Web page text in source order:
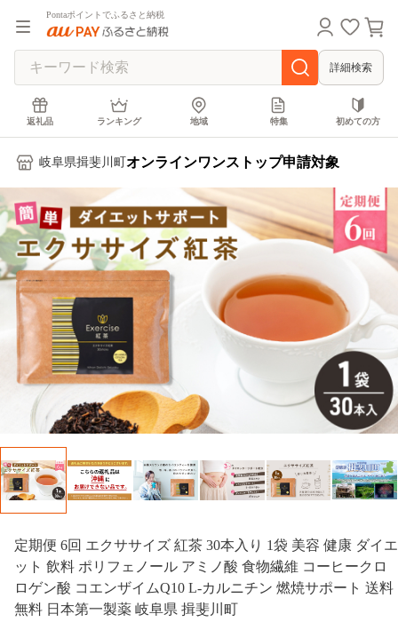
Pontaポイントでふるさと納税
詳細検索
返礼品 ランキング 地域 特集 初めての方
岐阜県揖斐川町 オンラインワンストップ申請対象
定期便 6回 エクササイズ 紅茶 30本入り 1袋 美容 健康 ダイエ
ット 飲料 ポリフェノール アミノ酸 食物繊維 コーヒークロ
ロゲン酸 コエンザイムQ10 L-カルニチン 燃焼サポート 送料
無料 日本第一製薬 岐阜県 揖斐川町